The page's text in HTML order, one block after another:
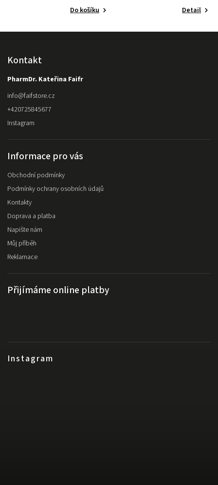
Do košíku Detail
Instagram
Kontakt
PharmDr. Kateřina Faifr
info@faifstore.cz
+420725845677
Instagram
Informace pro vás
Obchodní podmínky
Podmínky ochrany osobních údajů
Kontakty
Doprava a platba
Napište nám
Můj příběh
Reklamace
Přijímáme online platby